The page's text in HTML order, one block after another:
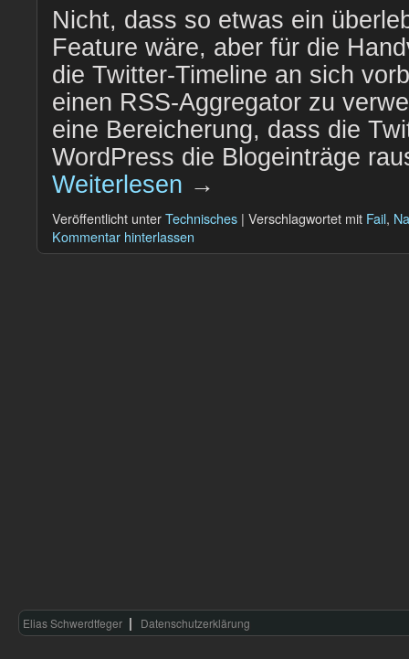
Nicht, dass so etwas ein
Feature wäre, aber für die
die Twitter-Timeline an sich
einen RSS-Aggregator zu
eine Bereicherung, dass die
WordPress die Blogeinträge
Weiterlesen →
Veröffentlicht unterTechnisches | Verschlagwortet mit Fail,
Kommentar hinterlassen
Elias Schwerdtfeger Datenschutzerklärung